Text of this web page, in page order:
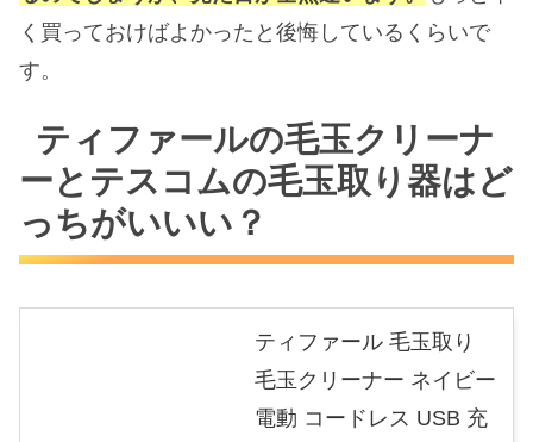
く買っておけばよかったと後悔しているくらいで
す。
ティファールの毛玉クリーナ
ーとテスコムの毛玉取り器はど
っちがいいい？
ティファール 毛玉取り
毛玉クリーナー ネイビー
電動 コードレス USB 充